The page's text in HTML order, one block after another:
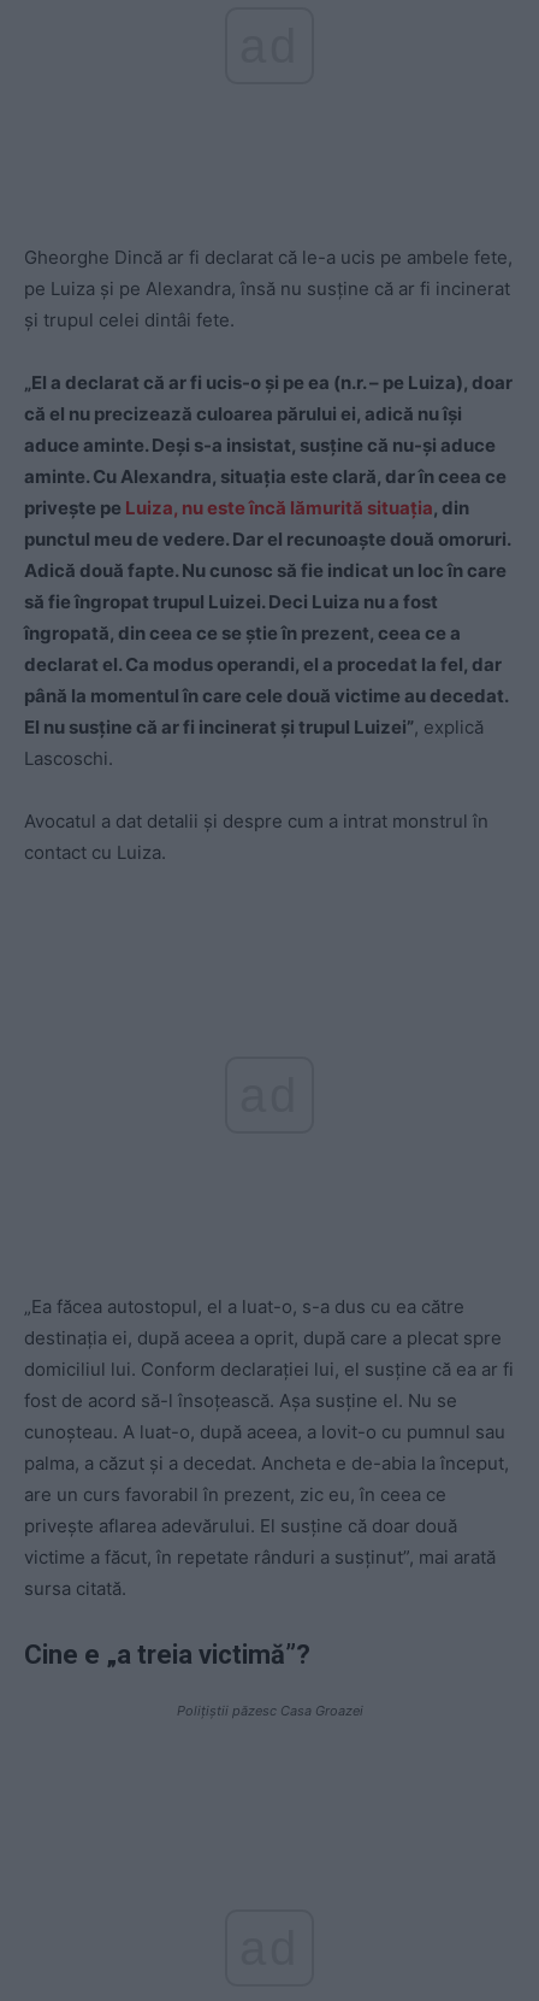
Gheorghe Dincă ar fi declarat că le-a ucis pe ambele fete,
pe Luiza și pe Alexandra, însă nu susține că ar fi incinerat
și trupul celei dintâi fete.
„El a declarat că ar fi ucis-o și pe ea (n.r. – pe Luiza), doar
că el nu precizează culoarea părului ei, adică nu își
aduce aminte. Deși s-a insistat, susține că nu-și aduce
aminte. Cu Alexandra, situația este clară, dar în ceea ce
privește pe Luiza, nu este încă lămurită situația, din
punctul meu de vedere. Dar el recunoaște două omoruri.
Adică două fapte. Nu cunosc să fie indicat un loc în care
să fie îngropat trupul Luizei. Deci Luiza nu a fost
îngropată, din ceea ce se știe în prezent, ceea ce a
declarat el. Ca modus operandi, el a procedat la fel, dar
până la momentul în care cele două victime au decedat.
El nu susține că ar fi incinerat și trupul Luizei”, explică
Lascoschi.
Avocatul a dat detalii și despre cum a intrat monstrul în
contact cu Luiza.
„Ea făcea autostopul, el a luat-o, s-a dus cu ea către
destinația ei, după aceea a oprit, după care a plecat spre
domiciliul lui. Conform declarației lui, el susține că ea ar fi
fost de acord să-l însoțească. Așa susține el. Nu se
cunoșteau. A luat-o, după aceea, a lovit-o cu pumnul sau
palma, a căzut și a decedat. Ancheta e de-abia la început,
are un curs favorabil în prezent, zic eu, în ceea ce
privește aflarea adevărului. El susține că doar două
victime a făcut, în repetate rânduri a susținut”, mai arată
sursa citată.
Cine e „a treia victimă”?
Poliţiştii păzesc Casa Groazei